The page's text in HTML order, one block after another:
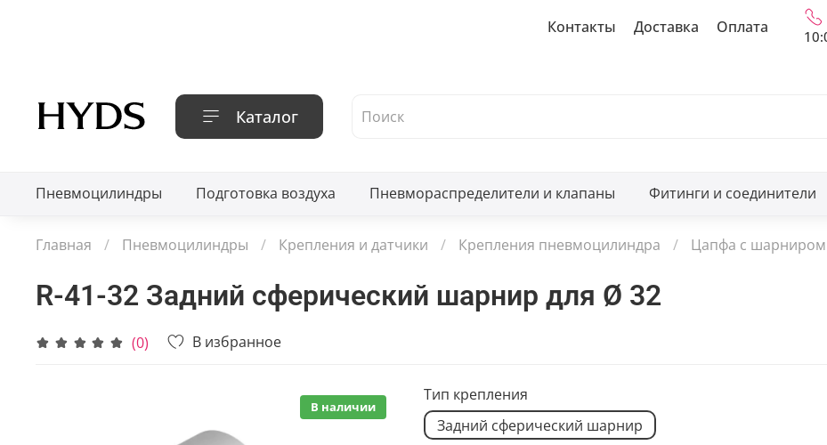
Контакты Доставка Оплата
Каталог
Пневмоцилиндры Подготовка воздуха Пневмораспределители и клапаны Фитинги и соединители
Главная Пневмоцилиндры Крепления и датчики Крепления пневмоцилиндра Цапфа с шарниром
R-41-32 Задний сферический шарнир для Ø 32
(0) В избранное
В наличии
Тип крепления
Задний сферический шарнир